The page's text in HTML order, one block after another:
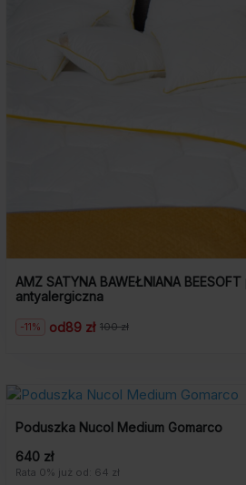
AMZ SATYNA BAWEŁNIANA
antyalergiczna
od
100 zł
Pierwotna
zł.
89 zł
Aktualna
zł.
-11%
Poduszka Nucol Medium Gomarco
640 zł
Rata 0% już od: 64 zł